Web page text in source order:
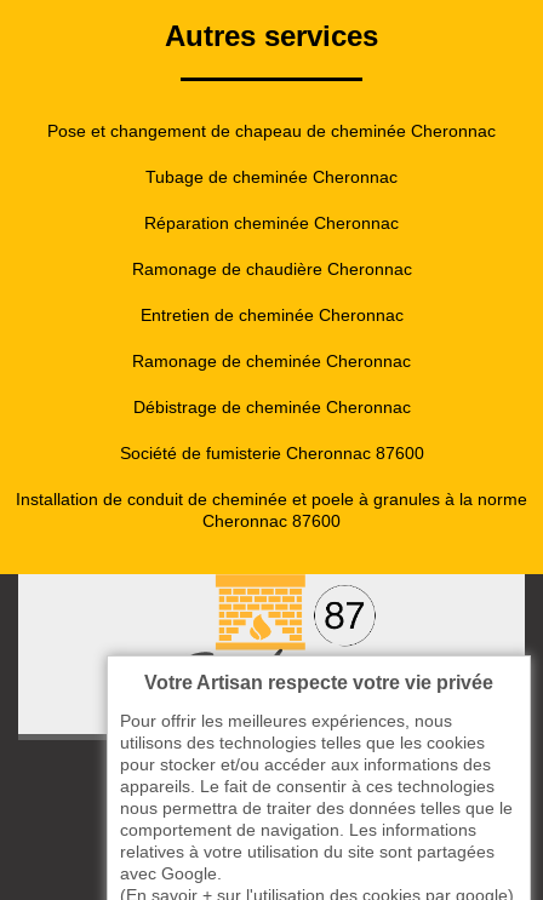
Autres services
Pose et changement de chapeau de cheminée Cheronnac
Tubage de cheminée Cheronnac
Réparation cheminée Cheronnac
Ramonage de chaudière Cheronnac
Entretien de cheminée Cheronnac
Ramonage de cheminée Cheronnac
Débistrage de cheminée Cheronnac
Société de fumisterie Cheronnac 87600
Installation de conduit de cheminée et poele à granules à la norme
Cheronnac 87600
ccas le Bourg
87220 Boisseuil
05 33 06 14 49
06 37 57 44 80
Votre Artisan respecte votre vie privée
Pour offrir les meilleures expériences, nous
utilisons des technologies telles que les cookies
pour stocker et/ou accéder aux informations des
appareils. Le fait de consentir à ces technologies
nous permettra de traiter des données telles que le
comportement de navigation. Les informations
relatives à votre utilisation du site sont partagées
avec Google.
(En savoir + sur l'utilisation des cookies par google)